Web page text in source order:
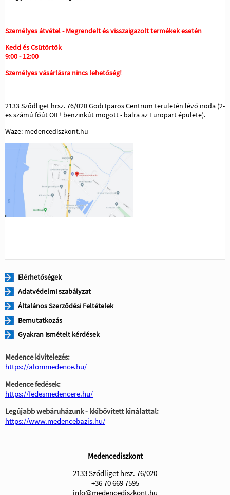
Személyes átvétel - Megrendelt és visszaigazolt termékek esetén
Kedd és Csütörtök
9:00 - 12:00
Személyes vásárlásra nincs lehetőség!
2133 Sződliget hrsz. 76/020 Gödi Iparos Centrum területén lévő iroda (2-
es számú főút OIL! benzinkút mögött - balra az Europart épülete).
Waze: medencediszkont.hu
Elérhetőségek
Adatvédelmi szabályzat
Általános Szerződési Feltételek
Bemutatkozás
Gyakran ismételt kérdések
Medence kivitelezés:
https://alommedence.hu/
Medence fedések:
https://fedesmedencere.hu/
Legújabb webáruházunk - kkibővített kinálattal:
https://www.medencebazis.hu/
Medencediszkont
2133 Sződliget hrsz. 76/020
+36 70 669 7595
info@medencediszkont.hu